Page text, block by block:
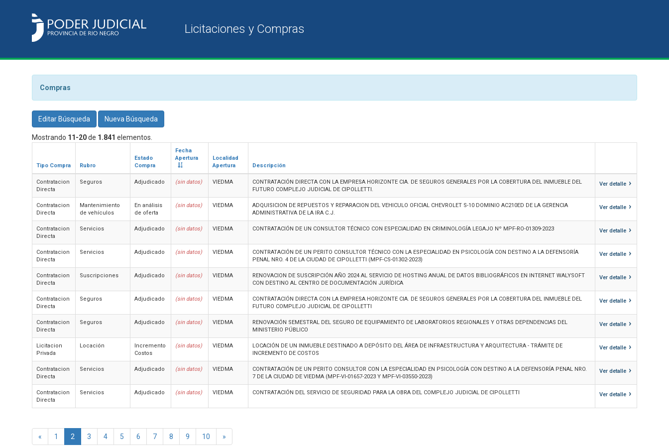
Compras
Editar Búsqueda Nueva Búsqueda
Mostrando 11-20de 1.841 elementos.
Tipo Compra Rubro
Estado
Compra
Fecha
Apertura
Localidad
Apertura
Descripción
Contratacion
Directa
Seguros Adjudicado (sin datos) VIEDMA
CONTRATACIÓN DIRECTA CON LA EMPRESA HORIZONTE CIA. DE SEGUROS GENERALES POR LA COBERTURA DEL INMUEBLE DEL
FUTURO COMPLEJO JUDICIAL DE CIPOLLETTI.
Ver detalle ›
Contratacion
Directa
Mantenimiento
de vehículos
En análisis
de oferta
(sin datos) VIEDMA
ADQUISICION DE REPUESTOS Y REPARACION DEL VEHICULO OFICIAL CHEVROLET S-10 DOMINIO AC210ED DE LA GERENCIA
ADMINISTRATIVA DE LA IRA C.J.
Ver detalle ›
Contratacion
Directa
Servicios Adjudicado (sin datos) VIEDMA CONTRATACIÓN DE UN CONSULTOR TÉCNICO CON ESPECIALIDAD EN CRIMINOLOGÍA LEGAJO Nº MPF-RO-01309-2023 Ver detalle ›
Contratacion
Directa
Servicios Adjudicado (sin datos) VIEDMA
CONTRATACIÓN DE UN PERITO CONSULTOR TÉCNICO CON LA ESPECIALIDAD EN PSICOLOGÍA CON DESTINO A LA DEFENSORÍA
PENAL NRO. 4 DE LA CIUDAD DE CIPOLLETTI (MPF-CS-01302-2023)
Ver detalle ›
Contratacion
Directa
Suscripciones Adjudicado (sin datos) VIEDMA
RENOVACION DE SUSCRIPCIÓN AÑO 2024 AL SERVICIO DE HOSTING ANUAL DE DATOS BIBLIOGRÁFICOS EN INTERNET WALYSOFT
CON DESTINO AL CENTRO DE DOCUMENTACIÓN JURÍDICA
Ver detalle ›
Contratacion
Directa
Seguros Adjudicado (sin datos) VIEDMA
CONTRATACIÓN DIRECTA CON LA EMPRESA HORIZONTE CIA. DE SEGUROS GENERALES POR LA COBERTURA DEL INMUEBLE DEL
FUTURO COMPLEJO JUDICIAL DE CIPOLLETTI
Ver detalle ›
Contratacion
Directa
Seguros Adjudicado (sin datos) VIEDMA
RENOVACIÓN SEMESTRAL DEL SEGURO DE EQUIPAMIENTO DE LABORATORIOS REGIONALES Y OTRAS DEPENDENCIAS DEL
MINISTERIO PÚBLICO
Ver detalle ›
Licitacion
Privada
Locación
Incremento
Costos
(sin datos) VIEDMA
LOCACIÓN DE UN INMUEBLE DESTINADO A DEPÓSITO DEL ÁREA DE INFRAESTRUCTURA Y ARQUITECTURA - TRÁMITE DE
INCREMENTO DE COSTOS
Ver detalle ›
Contratacion
Directa
Servicios Adjudicado (sin datos) VIEDMA
CONTRATACIÓN DE UN PERITO CONSULTOR CON LA ESPECIALIDAD EN PSICOLOGÍA CON DESTINO A LA DEFENSORÍA PENAL NRO.
7 DE LA CIUDAD DE VIEDMA (MPF-VI-01657-2023 Y MPF-VI-03550-2023)
Ver detalle ›
Contratacion
Directa
Servicios Adjudicado (sin datos) VIEDMA CONTRATACIÓN DEL SERVICIO DE SEGURIDAD PARA LA OBRA DEL COMPLEJO JUDICIAL DE CIPOLLETTI Ver detalle ›
« 1 2 3 4 5 6 7 8 9 10 »